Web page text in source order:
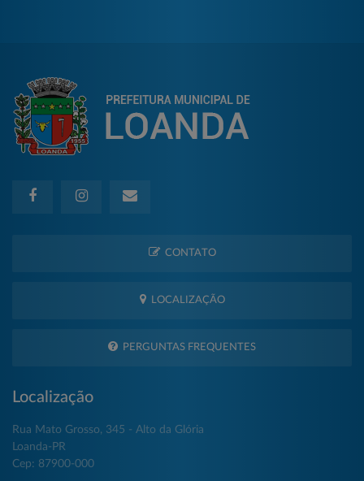
CONTATO
LOCALIZAÇÃO
PERGUNTAS FREQUENTES
Localização
Rua Mato Grosso, 345 - Alto da Glória
Loanda-PR
Cep: 87900-000